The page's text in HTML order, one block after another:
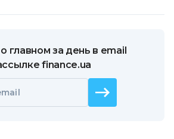
главном за день в email
finance.ua